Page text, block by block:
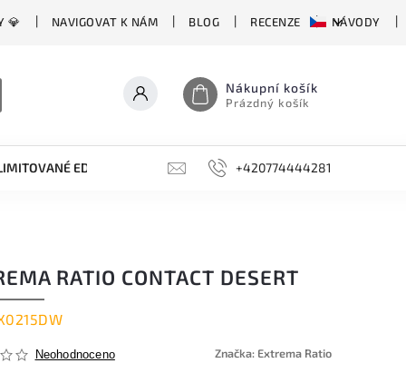
💎 NAVIGOVAT K NÁM BLOG RECENZE NÁVODY
Nákupní košík
Prázdný košík
EDICE BROUSKY, BRUSKY, OCÍLKY
+420774444281
RATIO CONTACT DESERT
Neohodnoceno Značka: Extrema Ratio